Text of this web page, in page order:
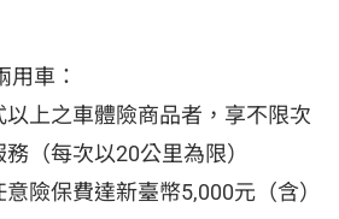
用車：
上之車體險商品者，享不限次
（每次以20公里為限）
險保費達新臺幣5,000元（含）